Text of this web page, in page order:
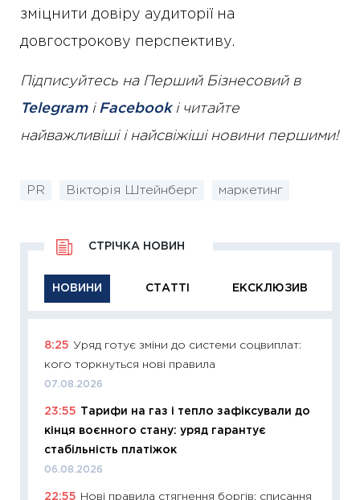
зміцнити довіру аудиторії на
довгострокову перспективу.
Підписуйтесь на Перший Бізнесовий в
Telegramі Facebookі читайте
найважливіші і найсвіжіші новини першими!
PR Вікторія Штейнберг маркетинг
НОВИНИ СТАТТІ ЕКСКЛЮЗИВ
СТРІЧКА НОВИН
8:25 Уряд готує зміни до системи соцвиплат:
кого торкнуться нові правила
07.08.2026
23:55 Тарифи на газ і тепло зафіксували до
кінця воєнного стану: уряд гарантує
стабільність платіжок
06.08.2026
22:55
Нові правила стягнення боргів: списання